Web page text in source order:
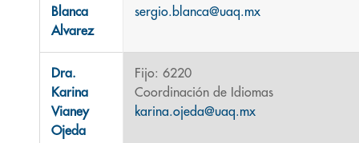
Blanca
Alvarez
sergio.blanca@uaq.mx
Dra.
Karina
Vianey
Ojeda
Fijo: 6220
Coordinación de Idiomas
karina.ojeda@uaq.mx